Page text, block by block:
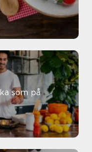
som på